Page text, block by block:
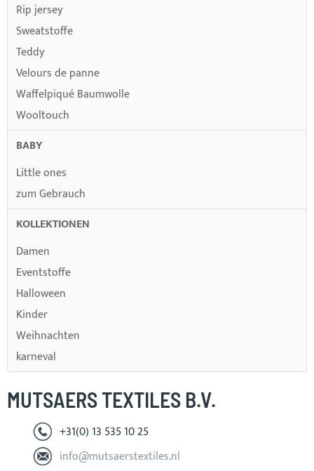
Rip jersey
Sweatstoffe
Teddy
Velours de panne
Waffelpiqué Baumwolle
Wooltouch
BABY
Little ones
zum Gebrauch
KOLLEKTIONEN
Damen
Eventstoffe
Halloween
Kinder
Weihnachten
karneval
MUTSAERS TEXTILES B.V.
+31(0) 13 535 10 25
info@mutsaerstextiles.nl